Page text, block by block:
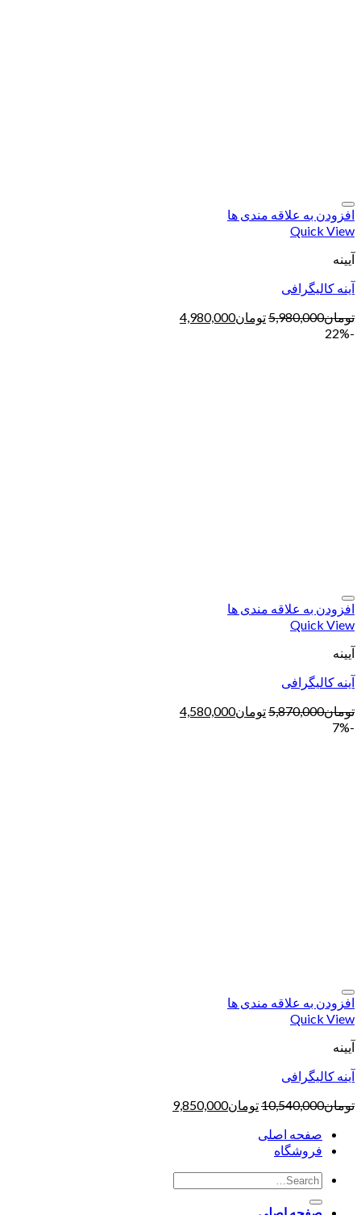
افزودن به علاقه مندی ها
Quick View
آیینه
آینه کالیگرافی
تومان5,980,000تومان4,980,000
-22%
افزودن به علاقه مندی ها
Quick View
آیینه
آینه کالیگرافی
تومان5,870,000تومان4,580,000
-7%
افزودن به علاقه مندی ها
Quick View
آیینه
آینه کالیگرافی
تومان10,540,000تومان9,850,000
صفحه اصلی
فروشگاه